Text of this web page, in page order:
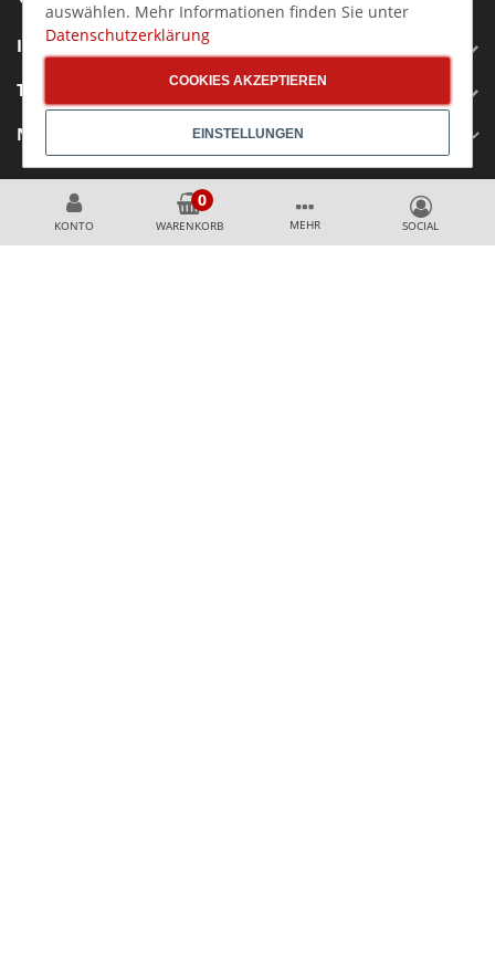
KONTO WARENKORB MEHR
INFORMATIONEN
TOP KATEGORIEN
NEWSLETTER ANMELDEN
Immer über Top % Aktionen und ANGEBOTE informiert
bleiben
auswählen. Mehr Informationen finden Sie unter
Datenschutzerklärung
COOKIES AKZEPTIEREN
EINSTELLUNGEN